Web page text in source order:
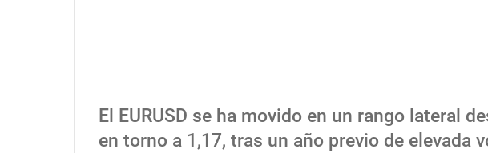
El EURUSD se ha movido en un rango lateral
en torno a 1,17, tras un año previo de elevada